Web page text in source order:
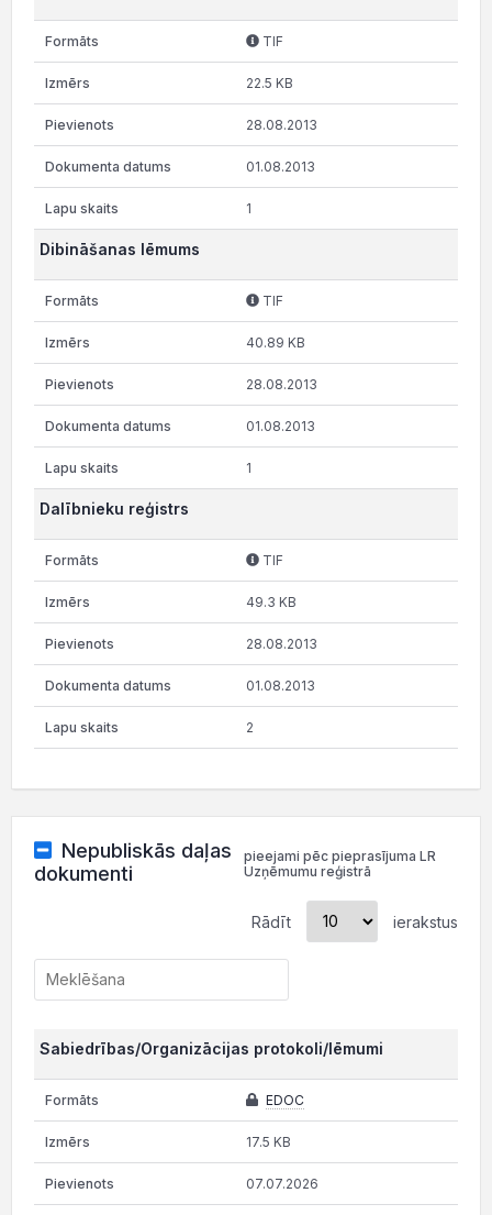
TIF
22.5 KB
28.08.2013
01.08.2013
1
Dibināšanas lēmums
TIF
40.89 KB
28.08.2013
01.08.2013
1
Dalībnieku reģistrs
TIF
49.3 KB
28.08.2013
01.08.2013
2
Nepubliskās daļas
dokumenti
pieejami pēc pieprasījuma LR
Uzņēmumu reģistrā
Rādīt ierakstus
Sabiedrības/Organizācijas protokoli/lēmumi
EDOC
17.5 KB
07.07.2026